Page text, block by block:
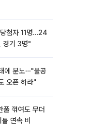
첨자 11명…24
경기 3명"
에 분노⋯"불공
오픈 하라"
풀 꺾여도 무더
연속 비